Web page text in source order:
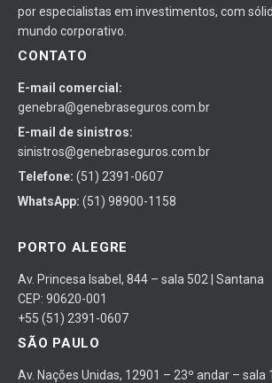
por especialistas em investimentos, com
mundo corporativo.
CONTATO
E-mail comercial:
genebra@genebraseguros.com.br
E-mail de sinistros:
sinistros@genebraseguros.com.br
Telefone: (51) 2391-0607
WhatsApp: (51) 98900-1158
PORTO ALEGRE
Av. Princesa Isabel, 844 – sala 502 | Santana
CEP: 90620-001
+55 (51) 2391-0607
SÃO PAULO
Av. Nações Unidas, 12901 – 23º andar – sala